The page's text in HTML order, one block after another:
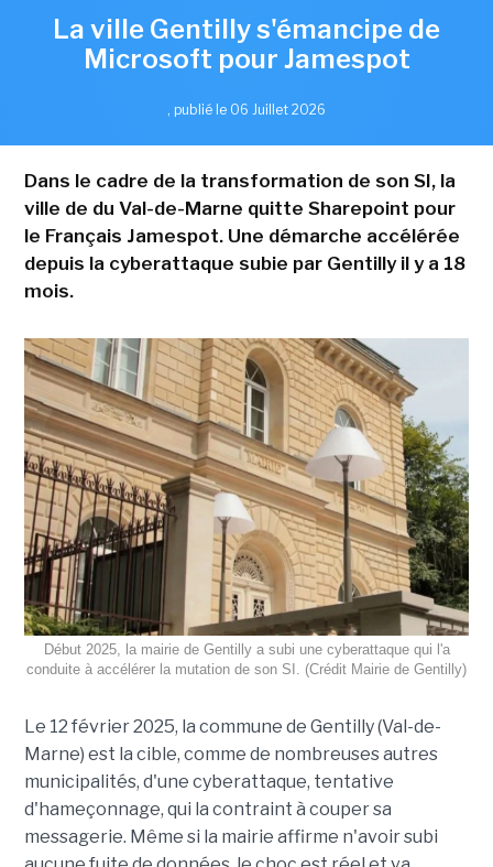
La ville Gentilly s'émancipe de
Microsoft pour Jamespot
, publié le 06 Juillet 2026
Dans le cadre de la transformation de son SI, la
ville de du Val-de-Marne quitte Sharepoint pour
le Français Jamespot. Une démarche accélérée
depuis la cyberattaque subie par Gentilly il y a 18
mois.
Début 2025, la mairie de Gentilly a subi une cyberattaque qui l'a
conduite à accélérer la mutation de son SI. (Crédit Mairie de Gentilly)
Le 12 février 2025, la commune de Gentilly (Val-de-
Marne) est la cible, comme de nombreuses autres
municipalités, d'une cyberattaque, tentative
d'hameçonnage, qui la contraint à couper sa
messagerie. Même si la mairie affirme n'avoir subi